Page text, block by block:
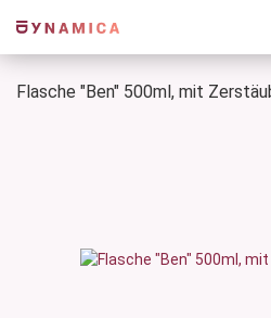
Flasche "Ben" 500ml, mit